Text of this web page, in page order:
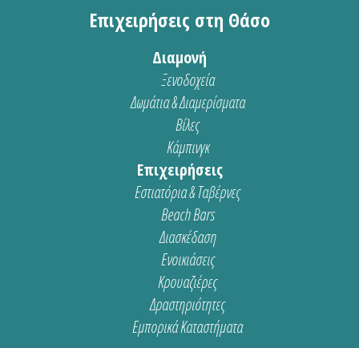
Επιχειρήσεις στη Θάσο
Διαμονή
Ξενοδοχεία
Δωμάτια & Διαμερίσματα
Βίλες
Κάμπινγκ
Επιχειρήσεις
Εστιατόρια & Ταβέρνες
Beach Bars
Διασκέδαση
Ενοικιάσεις
Κρουαζιέρες
Δραστηριότητες
Εμπορικά Καταστήματα